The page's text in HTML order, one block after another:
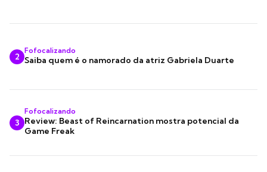
2
Fofocalizando
Saiba quem é o namorado da atriz Gabriela Duarte
3
Fofocalizando
Review: Beast of Reincarnation mostra potencial da
Game Freak